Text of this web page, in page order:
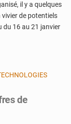
il y a quelques
vivier de potentiels
du 16 au 21 janvier
de